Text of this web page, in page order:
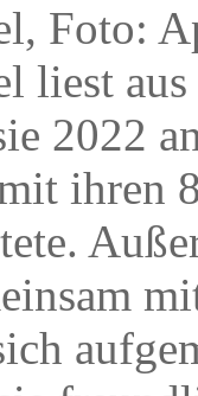
Foto:
liest
2022
ihren